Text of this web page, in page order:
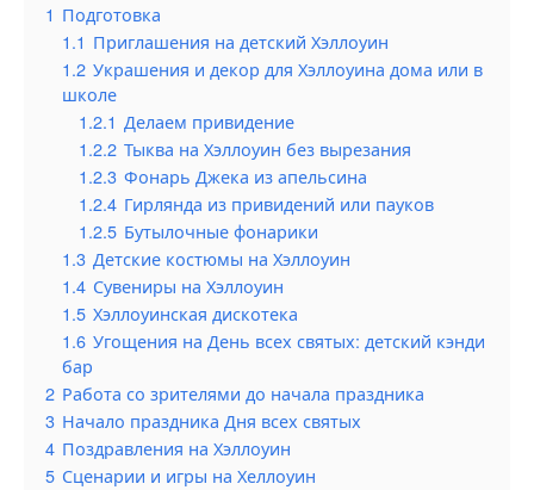
1 Подготовка
1.1 Приглашения на детский Хэллоуин
1.2 Украшения и декор для Хэллоуина дома или в
школе
1.2.1 Делаем привидение
1.2.2 Тыква на Хэллоуин без вырезания
1.2.3 Фонарь Джека из апельсина
1.2.4 Гирлянда из привидений или пауков
1.2.5 Бутылочные фонарики
1.3 Детские костюмы на Хэллоуин
1.4 Сувениры на Хэллоуин
1.5 Хэллоуинская дискотека
1.6 Угощения на День всех святых: детский кэнди
бар
2 Работа со зрителями до начала праздника
3 Начало праздника Дня всех святых
4 Поздравления на Хэллоуин
5 Сценарии и игры на Хеллоуин